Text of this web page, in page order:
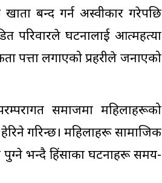
बन्द गर्न अस्वीकार गरेपछि
परिवारले घटनालाई आत्महत्या
पत्ता लगाएको प्रहरीले जनाएको
समाजमा महिलाहरूको
गरिन्छ। महिलाहरू सामाजिक
भन्दै हिंसाका घटनाहरू समय-